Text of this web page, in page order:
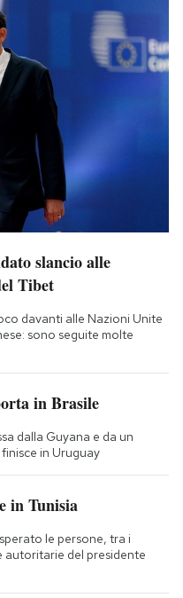
slancio alle
Tibet
davanti alle Nazioni Unite
sono seguite molte
in Brasile
dalla Guyana e da un
in Uruguay
in Tunisia
le persone, tra i
autoritarie del presidente